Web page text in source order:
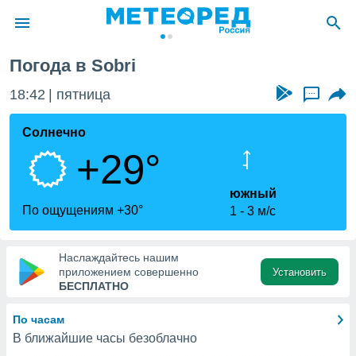
о
Вы можете
к этому
доступ
Погода в Sobri
18:42 пятница ...
Солнечно
+29°
По ощущениям +30°
южный
1
3 м/с
Наслаждайтесь нашим
приложением совершенно
БЕСПЛАТНО
Установить
По часам
В ближайшие часы безоблачно